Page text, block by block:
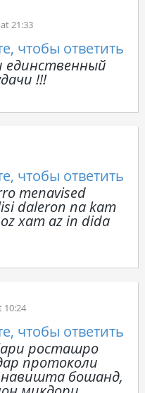
21:33
чтобы ответить
единственный
!!!
чтобы ответить
menavised
daleron na kam
xam az in dida
10:24
чтобы ответить
росташро
протоколи
навишта бошанд,